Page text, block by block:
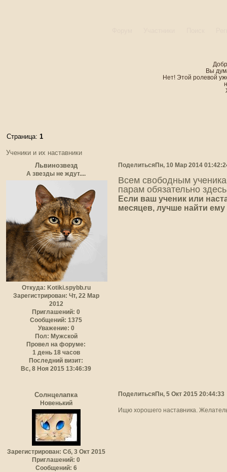
Вы
Нет! Этой ролевой
Ученики и их наставники
Страница: 1
ПоделитьсяПн, 10 Мар 2014
Львинозвезд
А звезды не ждут....
Откуда: Kotiki.spybb.ru
Зарегистрирован: Чт, 22 Мар
2012
Приглашений: 0
Сообщений: 1375
Уважение: 0
Пол: Мужской
Провел на форуме:
1 день 18 часов
Последний визит:
Вс, 8 Ноя 2015 13:46:39
Всем свободным
парам обязательно
Если ваш ученик или
месяцев, лучше найти ему
Поделиться Пн, 5 Окт 2015 20:44:33
Солнцелапка
Новенький
Зарегистрирован: Сб, 3 Окт 2015
Приглашений: 0
Сообщений: 6
Ищю хорошего наставника.